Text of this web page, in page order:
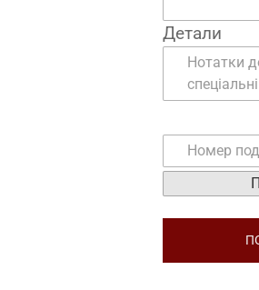
Детали
Нотатки до